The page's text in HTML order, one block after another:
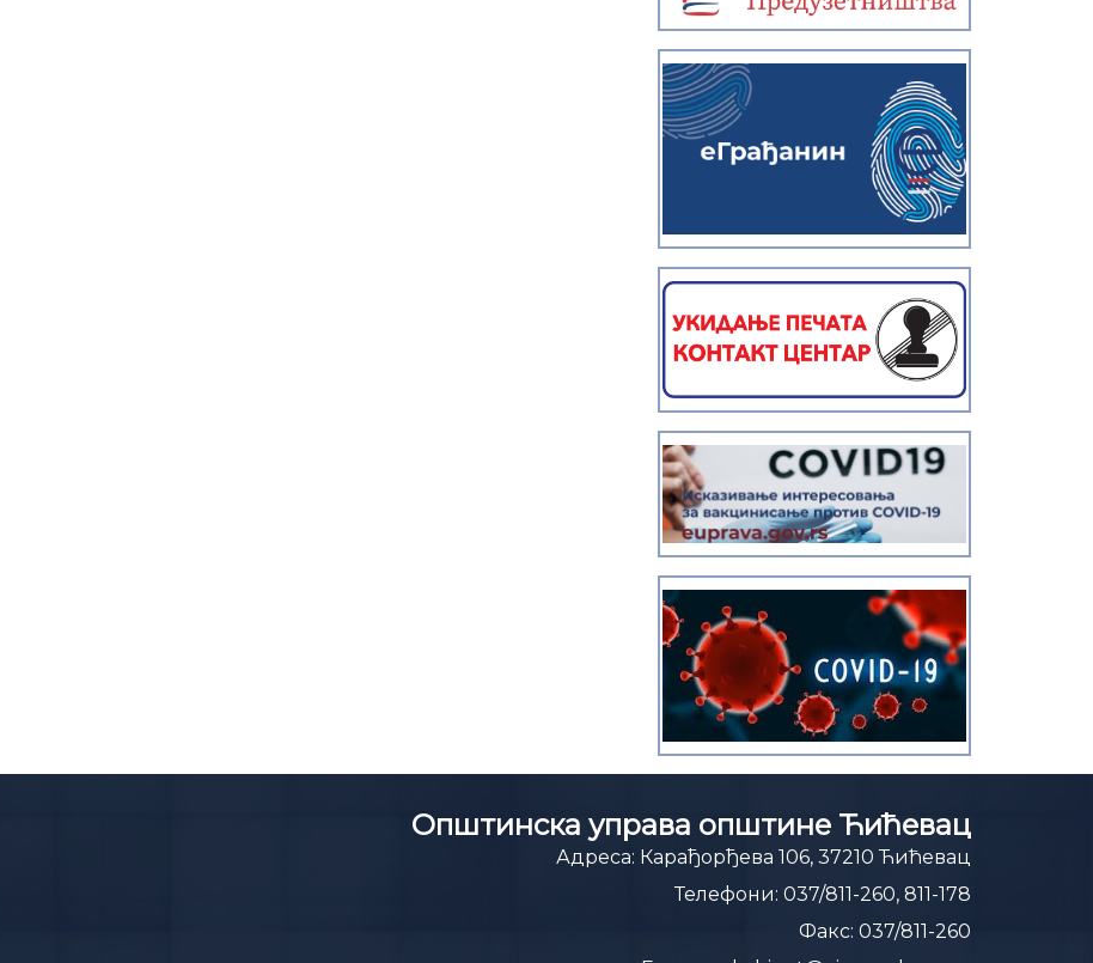
Општинска управа општине Ћићевац
Адреса: Карађорђева 106, 37210 Ћићевац
Телефони: 037/811-260, 811-178
Факс: 037/811-260